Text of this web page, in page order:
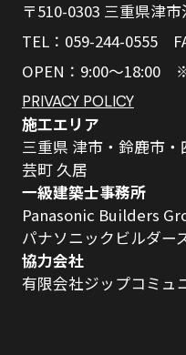
〒510-0303 三重県津
TEL：059-244-0555
OPEN：9:00～18:00
PRIVACY POLICY
施工エリア
三重県 津市・鈴鹿市
芸町 久居
一級建築士事務所
Panasonic Builders
パナソニックビルダー
協力会社
有限会社ジップコミュ